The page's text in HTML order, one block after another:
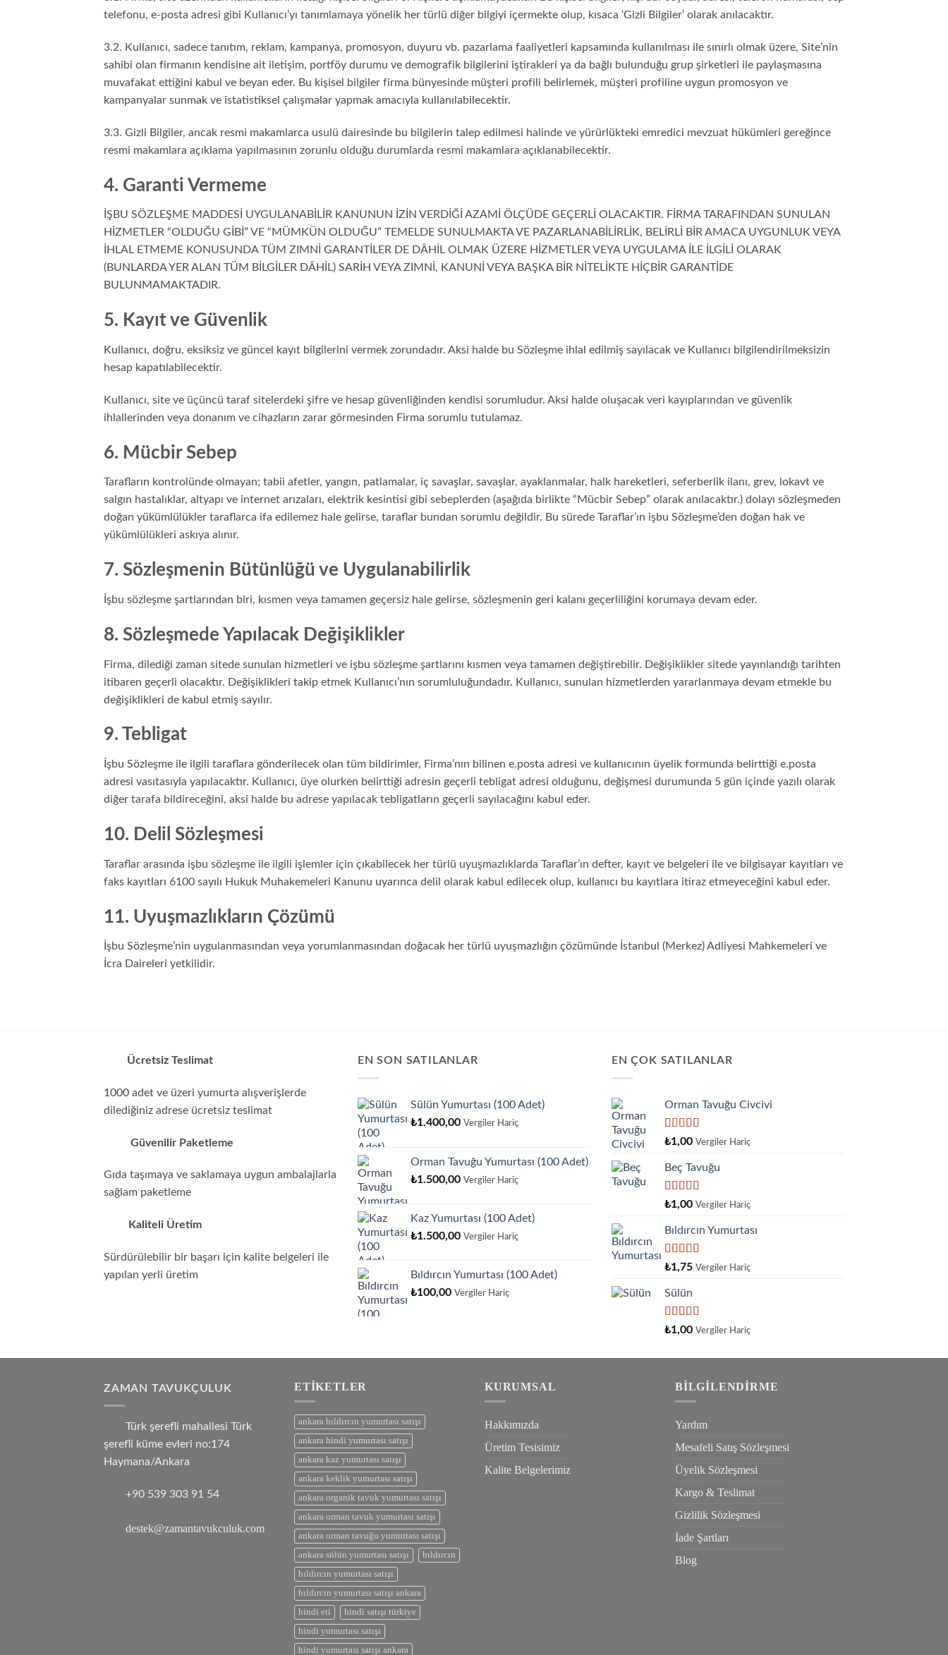
telefonu, e-posta adresi gibi Kullanıcı’yı tanımlamaya yönelik her türlü diğer bilgiyi içermekte olup, kısaca ‘Gizli Bilgiler’ olarak anılacaktır.
3.2. Kullanıcı, sadece tanıtım, reklam, kampanya, promosyon, duyuru vb. pazarlama faaliyetleri kapsamında kullanılması ile sınırlı olmak üzere, Site’nin
sahibi olan firmanın kendisine ait iletişim, portföy durumu ve demografik bilgilerini iştirakleri ya da bağlı bulunduğu grup şirketleri ile paylaşmasına
muvafakat ettiğini kabul ve beyan eder. Bu kişisel bilgiler firma bünyesinde müşteri profili belirlemek, müşteri profiline uygun promosyon ve
kampanyalar sunmak ve istatistiksel çalışmalar yapmak amacıyla kullanılabilecektir.
3.3. Gizli Bilgiler, ancak resmi makamlarca usulü dairesinde bu bilgilerin talep edilmesi halinde ve yürürlükteki emredici mevzuat hükümleri gereğince
resmi makamlara açıklama yapılmasının zorunlu olduğu durumlarda resmi makamlara açıklanabilecektir.
4. Garanti Vermeme
İŞBU SÖZLEŞME MADDESİ UYGULANABİLİR KANUNUN İZİN VERDİĞİ AZAMİ ÖLÇÜDE GEÇERLİ OLACAKTIR. FİRMA TARAFINDAN SUNULAN
HİZMETLER “OLDUĞU GİBİ” VE “MÜMKÜN OLDUĞU” TEMELDE SUNULMAKTA VE PAZARLANABİLİRLİK, BELİRLİ BİR AMACA UYGUNLUK VEYA
İHLAL ETMEME KONUSUNDA TÜM ZIMNİ GARANTİLER DE DÂHİL OLMAK ÜZERE HİZMETLER VEYA UYGULAMA İLE İLGİLİ OLARAK
(BUNLARDA YER ALAN TÜM BİLGİLER DÂHİL) SARİH VEYA ZIMNİ, KANUNİ VEYA BAŞKA BİR NİTELİKTE HİÇBİR GARANTİDE
BULUNMAMAKTADIR.
5. Kayıt ve Güvenlik
Kullanıcı, doğru, eksiksiz ve güncel kayıt bilgilerini vermek zorundadır. Aksi halde bu Sözleşme ihlal edilmiş sayılacak ve Kullanıcı bilgilendirilmeksizin
hesap kapatılabilecektir.
Kullanıcı, site ve üçüncü taraf sitelerdeki şifre ve hesap güvenliğinden kendisi sorumludur. Aksi halde oluşacak veri kayıplarından ve güvenlik
ihlallerinden veya donanım ve cihazların zarar görmesinden Firma sorumlu tutulamaz.
6. Mücbir Sebep
Tarafların kontrolünde olmayan; tabii afetler, yangın, patlamalar, iç savaşlar, savaşlar, ayaklanmalar, halk hareketleri, seferberlik ilanı, grev, lokavt ve
salgın hastalıklar, altyapı ve internet arızaları, elektrik kesintisi gibi sebeplerden (aşağıda birlikte “Mücbir Sebep” olarak anılacaktır.) dolayı sözleşmeden
doğan yükümlülükler taraflarca ifa edilemez hale gelirse, taraflar bundan sorumlu değildir. Bu sürede Taraflar’ın işbu Sözleşme’den doğan hak ve
yükümlülükleri askıya alınır.
7. Sözleşmenin Bütünlüğü ve Uygulanabilirlik
İşbu sözleşme şartlarından biri, kısmen veya tamamen geçersiz hale gelirse, sözleşmenin geri kalanı geçerliliğini korumaya devam eder.
8. Sözleşmede Yapılacak Değişiklikler
Firma, dilediği zaman sitede sunulan hizmetleri ve işbu sözleşme şartlarını kısmen veya tamamen değiştirebilir. Değişiklikler sitede yayınlandığı tarihten
itibaren geçerli olacaktır. Değişiklikleri takip etmek Kullanıcı’nın sorumluluğundadır. Kullanıcı, sunulan hizmetlerden yararlanmaya devam etmekle bu
değişiklikleri de kabul etmiş sayılır.
9. Tebligat
İşbu Sözleşme ile ilgili taraflara gönderilecek olan tüm bildirimler, Firma’nın bilinen e.posta adresi ve kullanıcının üyelik formunda belirttiği e.posta
adresi vasıtasıyla yapılacaktır. Kullanıcı, üye olurken belirttiği adresin geçerli tebligat adresi olduğunu, değişmesi durumunda 5 gün içinde yazılı olarak
diğer tarafa bildireceğini, aksi halde bu adrese yapılacak tebligatların geçerli sayılacağını kabul eder.
10. Delil Sözleşmesi
Taraflar arasında işbu sözleşme ile ilgili işlemler için çıkabilecek her türlü uyuşmazlıklarda Taraflar’ın defter, kayıt ve belgeleri ile ve bilgisayar kayıtları ve
faks kayıtları 6100 sayılı Hukuk Muhakemeleri Kanunu uyarınca delil olarak kabul edilecek olup, kullanıcı bu kayıtlara itiraz etmeyeceğini kabul eder.
11. Uyuşmazlıkların Çözümü
İşbu Sözleşme’nin uygulanmasından veya yorumlanmasından doğacak her türlü uyuşmazlığın çözümünde İstanbul (Merkez) Adliyesi Mahkemeleri ve
İcra Daireleri yetkilidir.
Ücretsiz Teslimat
1000 adet ve üzeri yumurta alışverişlerde
dilediğiniz adrese ücretsiz teslimat
Güvenilir Paketleme
Gıda taşımaya ve saklamaya uygun ambalajlarla
sağlam paketleme
Kaliteli Üretim
Sürdürülebilir bir başarı için kalite belgeleri ile
yapılan yerli üretim
EN SON SATILANLAR
Sülün Yumurtası (100 Adet)
₺1.400,00 Vergiler Hariç
Orman Tavuğu Yumurtası (100 Adet)
₺1.500,00 Vergiler Hariç
Kaz Yumurtası (100 Adet)
₺1.500,00 Vergiler Hariç
Bıldırcın Yumurtası (100 Adet)
₺100,00 Vergiler Hariç
EN ÇOK SATILANLAR
Orman Tavuğu Civcivi
5 üzerinden
₺1,00 Vergiler Hariç
Beç Tavuğu
5
4.00
aldı
₺1,00 Vergiler Hariç
Bıldırcın Yumurtası
5
4.33oy
aldı
₺1,75 Vergiler Hariç
Sülün
5
aldı
₺1,00 Vergiler Hariç
ZAMAN TAVUKÇULUK
Türk şerefli mahallesi Türk
şerefli küme evleri no:174
Haymana/Ankara
+90 539 303 91 54
destek@zamantavukculuk.com
ETIKETLER
ankara bıldırcın yumurtası satışı
ankara hindi yumurtası satışı
ankara kaz yumurtası satışı
ankara keklik yumurtası satışı
ankara organik tavuk yumurtası satışı
ankara orman tavuk yumurtası satışı
ankara orman tavuğu yumurtası satışı
ankara sülün yumurtası satışı
bıldırcın
bıldırcın yumurtası satışı
bıldırcın yumurtası satışı ankara
hindi eti
hindi satışı türkiye
hindi yumurtası satışı
hindi yumurtası satışı ankara
KURUMSAL
Hakkımızda
Üretim Tesisimiz
Kalite Belgelerimiz
BILGILENDIRME
Yardım
Mesafeli Satış Sözleşmesi
Üyelik Sözleşmesi
Kargo & Teslimat
Gizlilik Sözleşmesi
İade Şartları
Blog